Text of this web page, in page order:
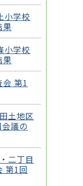
小学校
果
小学校
果
第1
土地区
議の
二丁目
第1回